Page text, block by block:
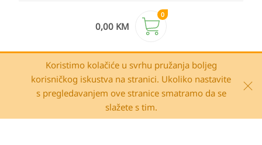
0,00 KM
0
Koristimo kolačiće u svrhu pružanja boljeg
korisničkog iskustva na stranici. Ukoliko nastavite
s pregledavanjem ove stranice smatramo da se
slažete s tim.